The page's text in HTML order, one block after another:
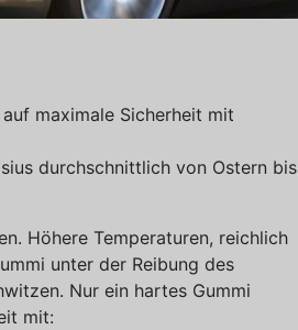
maximale Sicherheit mit
durchschnittlich von Ostern bis
Höhere Temperaturen, reichlich
unter der Reibung des
Nur ein hartes Gummi
mit: